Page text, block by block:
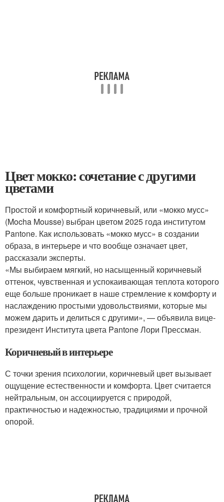
Цвет мокко: сочетание с другими
цветами
Простой и комфортный коричневый, или «мокко мусс»
(Mocha Mousse) выбран цветом 2025 года институтом
Pantone. Как использовать «мокко мусс» в создании
образа, в интерьере и что вообще означает цвет,
рассказали эксперты.
«Мы выбираем мягкий, но насыщенный коричневый
оттенок, чувственная и успокаивающая теплота которого
еще больше проникает в наше стремление к комфорту и
наслаждению простыми удовольствиями, которые мы
можем дарить и делиться с другими», — объявила вице-
президент Института цвета Pantone Лори Прессман.
Коричневый в интерьере
С точки зрения психологии, коричневый цвет вызывает
ощущение естественности и комфорта. Цвет считается
нейтральным, он ассоциируется с природой,
практичностью и надежностью, традициями и прочной
опорой.